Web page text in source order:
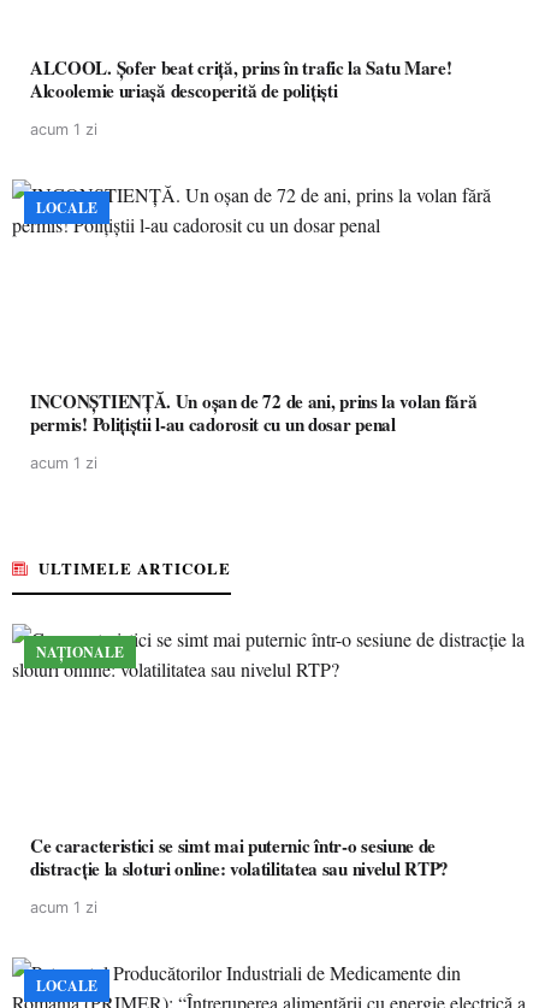
ALCOOL. Șofer beat criță, prins în trafic la Satu Mare!
Alcoolemie uriașă descoperită de polițiști
acum 1 zi
LOCALE
INCONȘTIENȚĂ. Un oșan de 72 de ani, prins la volan fără
permis! Polițiștii l-au cadorosit cu un dosar penal
acum 1 zi
ULTIMELE ARTICOLE
NAȚIONALE
Ce caracteristici se simt mai puternic într-o sesiune de
distracție la sloturi online: volatilitatea sau nivelul RTP?
acum 1 zi
LOCALE